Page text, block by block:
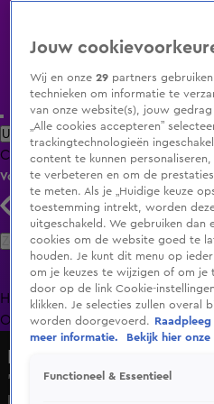
Uitzending Gemist Populaire
ClipsFilmsRadioSmart TV inlog
Volg KIJK
Zoeken
HomeUitzending Gemist
OranjezomerLivestreamsShop
"Ik kon door de grond zakken"
Jouw
Wij en onze29 partners
technieken om informatie te
van onze website(s), jouw
„Alle cookies accepteren”
trackingtechnologieën
content te kunnen
te verbeteren en om de
te meten. Als je „Huidige keuze
toestemming intrekt, worden
uitgeschakeld. We gebruiken dan
cookies om de website goed te
houden. Je kunt dit menu op
om je keuzes te wijzigen of om je
door op de link Cookie-
klikken. Je selecties zullen overal
worden doorgevoerd.
meer informatie.
Bekijk hier
Functioneel & Essentieel